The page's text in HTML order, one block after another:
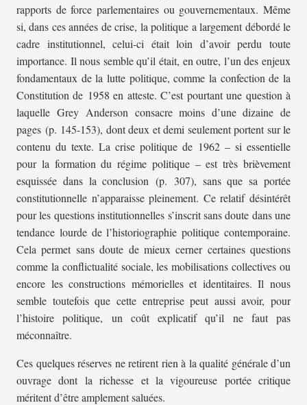
rapports de force parlementaires ou gouvernementaux. Même
si, dans ces années de crise, la politique a largement débordé le
cadre institutionnel, celui-ci était loin d’avoir perdu toute
importance. Il nous semble qu’il était, en outre, l’un des enjeux
fondamentaux de la lutte politique, comme la confection de la
Constitution de 1958 en atteste. C’est pourtant une question à
laquelle Grey Anderson consacre moins d’une dizaine de
pages (p. 145-153), dont deux et demi seulement portent sur le
contenu du texte. La crise politique de 1962 – si essentielle
pour la formation du régime politique – est très brièvement
esquissée dans la conclusion (p. 307), sans que sa portée
constitutionnelle n’apparaisse pleinement. Ce relatif désintérêt
pour les questions institutionnelles s’inscrit sans doute dans une
tendance lourde de l’historiographie politique contemporaine.
Cela permet sans doute de mieux cerner certaines questions
comme la conflictualité sociale, les mobilisations collectives ou
encore les constructions mémorielles et identitaires. Il nous
semble toutefois que cette entreprise peut aussi avoir, pour
l’histoire politique, un coût explicatif qu’il ne faut pas
méconnaître.
Ces quelques réserves ne retirent rien à la qualité générale d’un
ouvrage dont la richesse et la vigoureuse portée critique
méritent d’être amplement saluées.